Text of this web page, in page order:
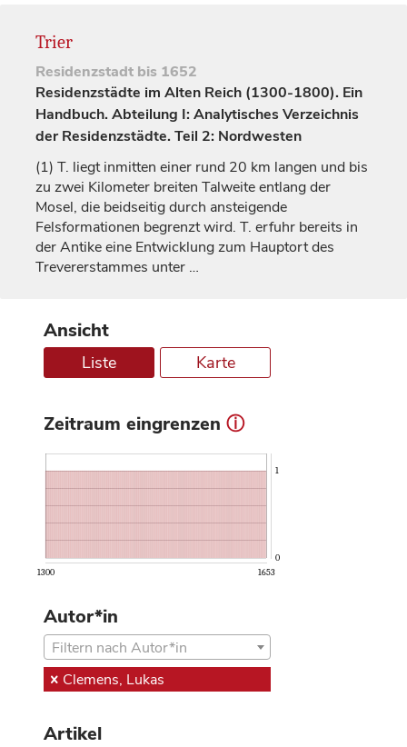
Trier
Residenzstadt bis 1652
Residenzstädte im Alten Reich (1300-1800). Ein
Handbuch. Abteilung I: Analytisches Verzeichnis
der Residenzstädte. Teil 2: Nordwesten
(1) T. liegt inmitten einer rund 20 km langen und bis
zu zwei Kilometer breiten Talweite entlang der
Mosel, die beidseitig durch ansteigende
Felsformationen begrenzt wird. T. erfuhr bereits in
der Antike eine Entwicklung zum Hauptort des
Trevererstammes unter …
Ansicht
Liste Karte
Zeitraum eingrenzen ⓘ
1300 1653
0
1
Autor*in
Filtern nach Autor*in
Clemens, Lukas
Artikel